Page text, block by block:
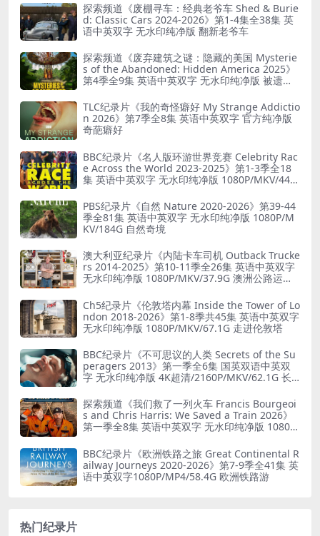
探索频道《废棚寻车：经典老爷车 Shed & Burie
d: Classic Cars 2024-2026》第1-4集全38集 英
语中英双字 无水印纯净版 翻新老爷车
探索频道《废弃建筑之谜：隐藏的美国 Mysterie
s of the Abandoned: Hidden America 2025》
第4季全9集 英语中英双字 无水印纯净版 被遗弃
TLC纪录片《我的奇怪癖好 My Strange Addictio
n 2026》第7季全8集 英语中英双字 官方纯净版
奇葩癖好
BBC纪录片《名人版环游世界竞赛 Celebrity Rac
e Across the World 2023-2025》第1-3季全18
集 英语中英双字 无水印纯净版 1080P/MKV/44.8
PBS纪录片《自然 Nature 2020-2026》第39-44
季全81集 英语中英双字 无水印纯净版 1080P/M
KV/184G 自然奇境
澳大利亚纪录片《内陆卡车司机 Outback Trucke
rs 2014-2025》第10-11季全26集 英语中英双字
无水印纯净版 1080P/MKV/37.9G 澳洲公路运输
Ch5纪录片《伦敦塔内幕 Inside the Tower of Lo
ndon 2018-2026》第1-8季共45集 英语中英双字
无水印纯净版 1080P/MKV/67.1G 走进伦敦塔
BBC纪录片《不可思议的人类 Secrets of the Su
peragers 2013》第一季全6集 国英双语中英双
字 无水印纯净版 4K超清/2160P/MKV/62.1G 长
探索频道《我们救了一列火车 Francis Bourgeoi
s and Chris Harris: We Saved a Train 2026》
第一季全8集 英语中英双字 无水印纯净版 1080P/
BBC纪录片《欧洲铁路之旅 Great Continental R
ailway Journeys 2020-2026》第7-9季全41集 英
语中英双字1080P/MP4/58.4G 欧洲铁路游
热门纪录片